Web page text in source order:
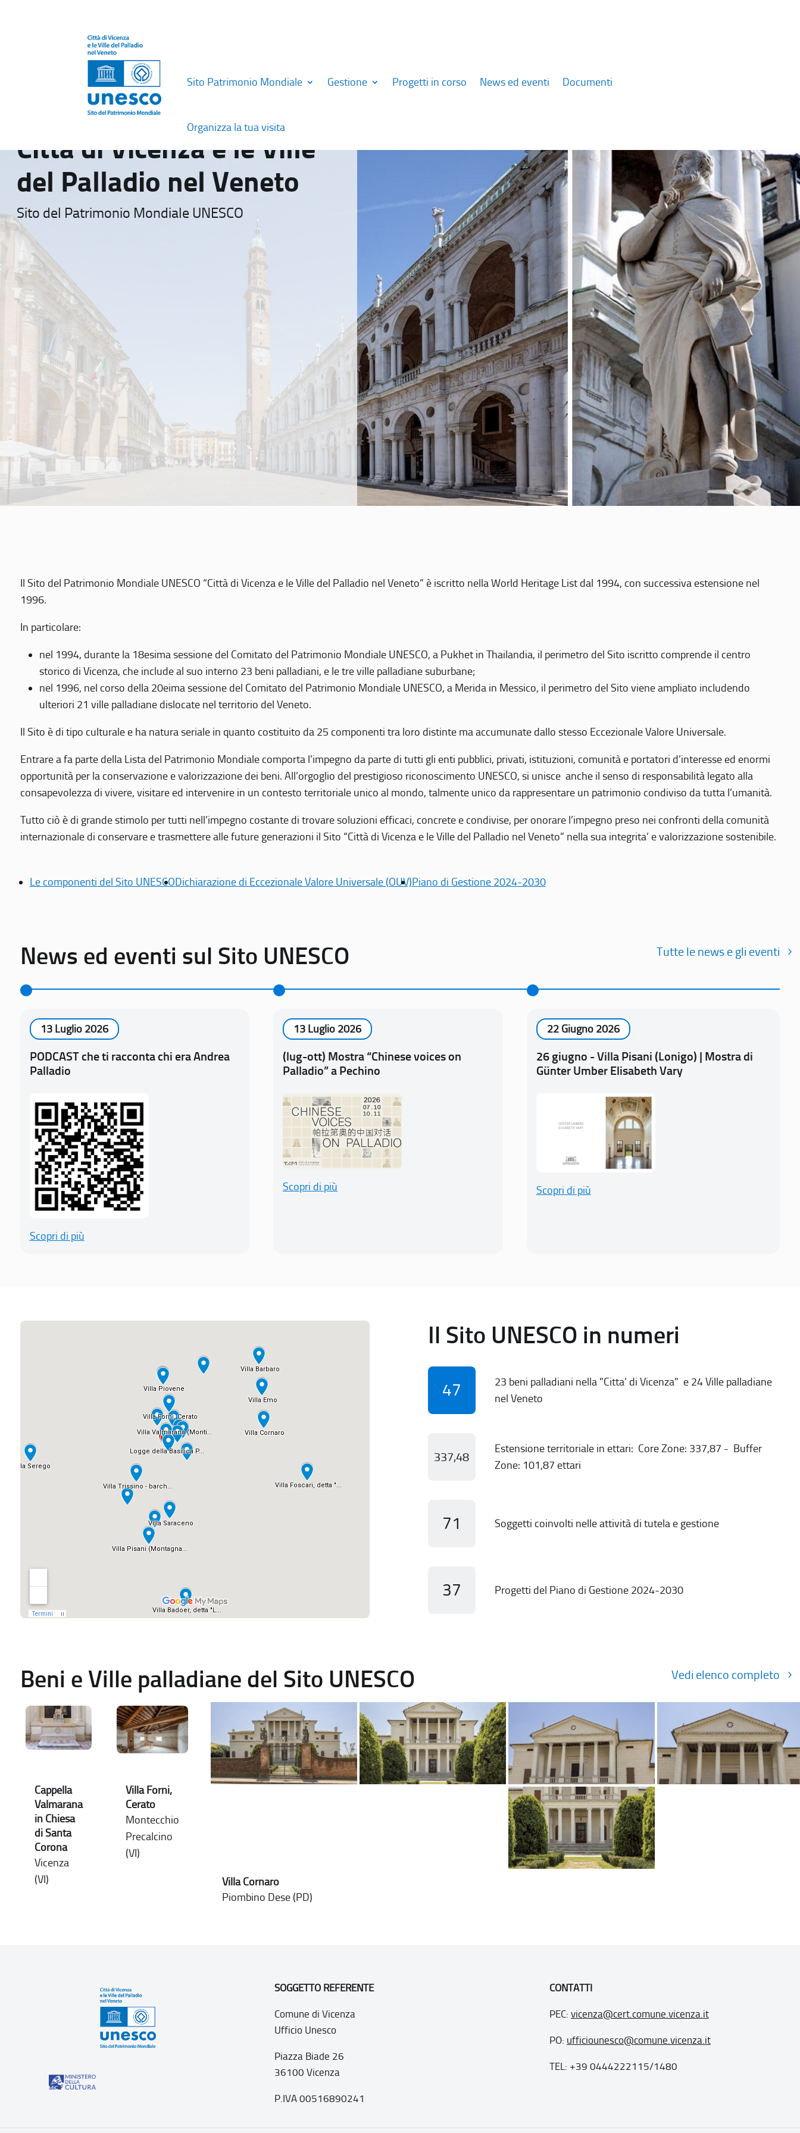
Sito Patrimonio Mondiale Gestione Progetti in corso News ed eventi Documenti
Organizza la tua visita
Città di Vicenza e le Ville
del Palladio nel Veneto
Sito del Patrimonio Mondiale UNESCO
Il Sito del Patrimonio Mondiale UNESCO “Città di Vicenza e le Ville del Palladio nel Veneto” è iscritto nella World Heritage List dal 1994, con successiva estensione nel
1996.
In particolare:
nel 1994, durante la 18esima sessione del Comitato del Patrimonio Mondiale UNESCO, a Pukhet in Thailandia, il perimetro del Sito iscritto comprende il centro
storico di Vicenza, che include al suo interno 23 beni palladiani, e le tre ville palladiane suburbane;
nel 1996, nel corso della 20eima sessione del Comitato del Patrimonio Mondiale UNESCO, a Merida in Messico, il perimetro del Sito viene ampliato includendo
ulteriori 21 ville palladiane dislocate nel territorio del Veneto.
Il Sito è di tipo culturale e ha natura seriale in quanto costituito da 25 componenti tra loro distinte ma accumunate dallo stesso Eccezionale Valore Universale.
Entrare a fa parte della Lista del Patrimonio Mondiale comporta l’impegno da parte di tutti gli enti pubblici, privati, istituzioni, comunità e portatori d’interesse ed enormi
opportunità per la conservazione e valorizzazione dei beni. All’orgoglio del prestigioso riconoscimento UNESCO, si unisce anche il senso di responsabilità legato alla
consapevolezza di vivere, visitare ed intervenire in un contesto territoriale unico al mondo, talmente unico da rappresentare un patrimonio condiviso da tutta l’umanità.
Tutto ciò è di grande stimolo per tutti nell’impegno costante di trovare soluzioni efficaci, concrete e condivise, per onorare l’impegno preso nei confronti della comunità
internazionale di conservare e trasmettere alle future generazioni il Sito “Città di Vicenza e le Ville del Palladio nel Veneto” nella sua integrita’ e valorizzazione sostenibile.
Le componenti del Sito UNESCODichiarazione di Eccezionale Valore Universale (OUV)Piano di Gestione 2024-2030
News ed eventi sul Sito UNESCO Tutte le news e gli eventi
13 Luglio 2026
PODCAST che ti racconta chi era Andrea
Palladio
Scopri di più
13 Luglio 2026
(lug-ott) Mostra “Chinese voices on
Palladio” a Pechino
Scopri di più
22 Giugno 2026
26 giugno - Villa Pisani (Lonigo) | Mostra di
Günter Umber Elisabeth Vary
Scopri di più
Il Sito UNESCO in numeri
47
23 beni palladiani nella "Citta' di Vicenza" e 24 Ville palladiane
nel Veneto
337,48
Estensione territoriale in ettari: Core Zone: 337,87 - Buffer
Zone: 101,87 ettari
71 Soggetti coinvolti nelle attività di tutela e gestione
37 Progetti del Piano di Gestione 2024-2030
Beni e Ville palladiane del Sito UNESCO Vedi elenco completo
Cappella
Valmarana
in Chiesa
di Santa
Corona
Vicenza
(VI)
Villa Forni,
Cerato
Montecchio
Precalcino
(VI)
Villa Cornaro
Piombino Dese (PD)
SOGGETTO REFERENTE
Comune di Vicenza
Ufficio Unesco
Piazza Biade 26
36100 Vicenza
P.IVA 00516890241
CONTATTI
PEC: vicenza@cert.comune.vicenza.it
PO: ufficiounesco@comune.vicenza.it
TEL: +39 0444222115/1480